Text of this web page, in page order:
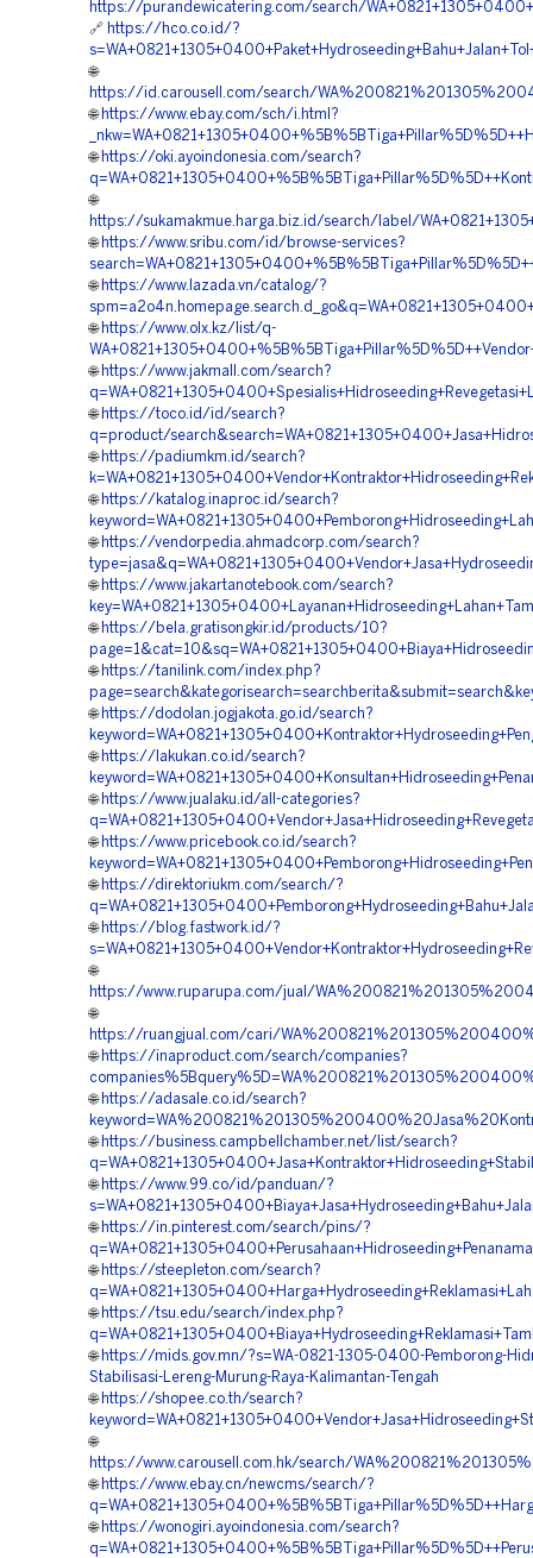
https://purandewicatering.com/search/
🔗 https://hco.co.id/?
🌐
https://id.carousell.com/search/
🌐 https://www.ebay.com/sch/i.html?
🌐 https://oki.ayoindonesia.com/search?
🌐
https://sukamakmue.harga.biz.id/search/label/
🌐 https://www.sribu.com/id/browse-services?
🌐 https://www.lazada.vn/catalog/?
🌐 https://www.olx.kz/list/q-
🌐 https://www.jakmall.com/search?
🌐 https://toco.id/id/search?
q=product/
🌐 https://padiumkm.id/search?
🌐 https://katalog.inaproc.id/search?
🌐 https://vendorpedia.ahmadcorp.com/search?
🌐 https://www.jakartanotebook.com/search?
🌐 https://bela.gratisongkir.id/products/10?
🌐 https://tanilink.com/index.php?
🌐 https://dodolan.jogjakota.go.id/search?
🌐 https://lakukan.co.id/search?
🌐 https://www.jualaku.id/all-categories?
🌐 https://www.pricebook.co.id/search?
🌐 https://direktoriukm.com/search/?
🌐 https://blog.fastwork.id/?
🌐
https://www.ruparupa.com/jual/
🌐
https://ruangjual.com/cari/
🌐 https://inaproduct.com/search/companies?
🌐 https://adasale.co.id/search?
🌐 https://business.campbellchamber.net/list/search?
🌐 https://www.99.co/id/panduan/?
🌐 https://in.pinterest.com/search/pins/?
🌐 https://steepleton.com/search?
🌐 https://tsu.edu/search/index.php?
🌐 https://mids.gov.mn/?s=WA-0821-1305-0400-Pemborong-
Stabilisasi-Lereng-Murung-Raya-Kalimantan-Tengah
🌐 https://shopee.co.th/search?
🌐
https://www.carousell.com.hk/search/
🌐 https://www.ebay.cn/newcms/search/?
🌐 https://wonogiri.ayoindonesia.com/search?